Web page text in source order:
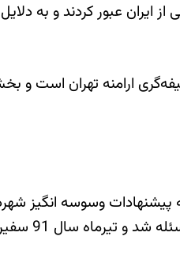
عبور کردند و به
ارامنه تهران است و
وسوسه انگیز
شهرداری نیز